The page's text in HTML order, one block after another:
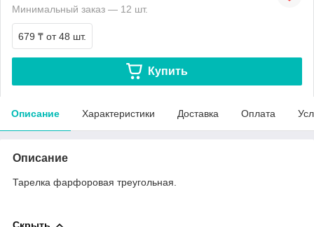
Минимальный заказ — 12 шт.
679 ₸ от 48 шт.
Купить
Описание Характеристики Доставка Оплата
Описание
Тарелка фарфоровая треугольная.
Скрыть